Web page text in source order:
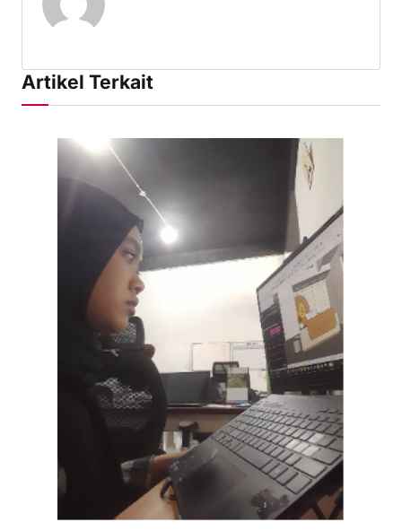
Artikel Terkait